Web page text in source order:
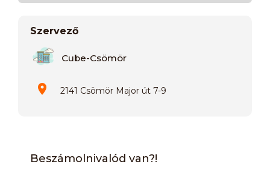
Szervező
Cube-Csömör
2141 Csömör Major út 7-9
Beszámolnivalód van?!